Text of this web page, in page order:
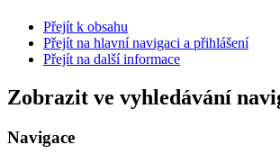
Přejít k obsahu
Přejít na hlavní navigaci a přihlášení
Přejít na další informace
Zobrazit ve vyhledávání
Navigace